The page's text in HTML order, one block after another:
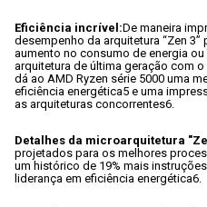
Eficiência incrível:De maneira
desempenho da arquitetura “Zen
aumento no consumo de energia ou
arquitetura de última geração com
dá ao AMD Ryzen série 5000 uma
eficiência energética5 e uma
as arquiteturas concorrentes6.
Detalhes da microarquitetura
projetados para os melhores
um histórico de 19% mais
liderança em eficiência energética6.